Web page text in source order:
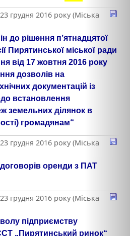
грудня 2016 року (Міська
до рішення п’ятнадцятої
Пирятинської міської ради
від 17 жовтня 2016 року
дозволів на
документацій із
встановлення
земельних ділянок в
громадянам“
грудня 2016 року (Міська
оренди з ПАТ
грудня 2016 року (Міська
підприємству
„Пирятинський ринок“